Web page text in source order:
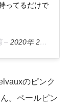
ってるだけで
–2020年 2月月20日午後7時54分PST
のピンク
。ペールピン